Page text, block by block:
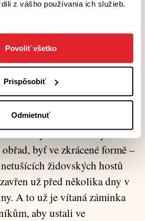
z vášho používania ich služieb.
Povoliť všetko
Prispôsobiť
Odmietnuť
jakousi vlastní malou
galilejských kopců,
slunci do nachova.
neměli pocit, že snad o
a nejspíš také aby
málo jim záleží na
teď nevěsta kádího v šedé
svatebčany znovu
byť ve zkrácené formě –
židovských hostů
už před několika dny v
A to už je vítaná záminka
aby ustali ve